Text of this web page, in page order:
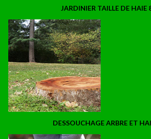
JARDINIER TAILLE DE HAIE
DESSOUCHAGE ARBRE ET